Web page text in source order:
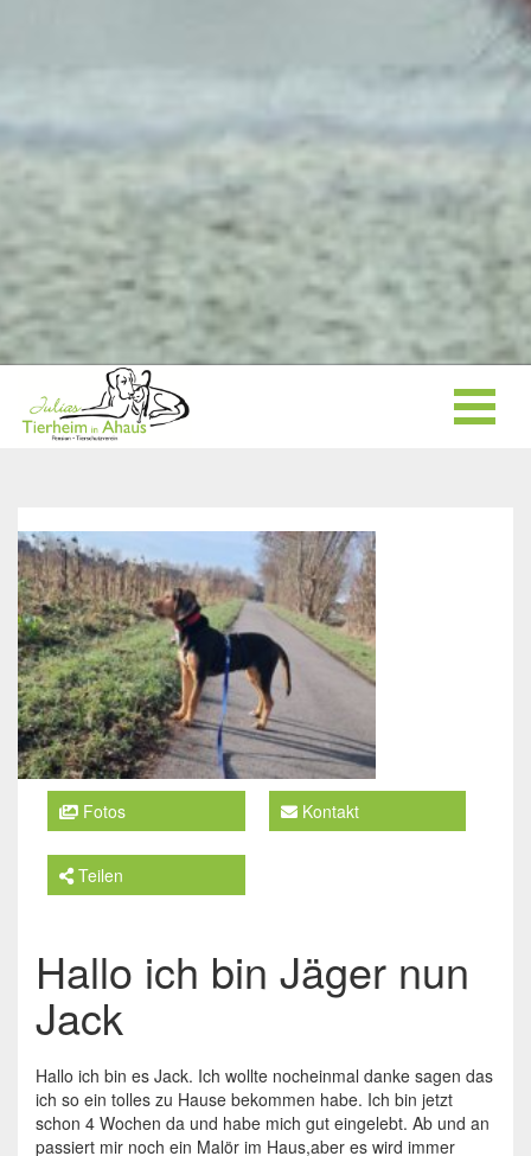
Fotos Kontakt
Teilen
Hallo ich bin Jäger nun
Jack
Hallo ich bin es Jack. Ich wollte nocheinmal danke sagen das
ich so ein tolles zu Hause bekommen habe. Ich bin jetzt
schon 4 Wochen da und habe mich gut eingelebt. Ab und an
passiert mir noch ein Malör im Haus,aber es wird immer